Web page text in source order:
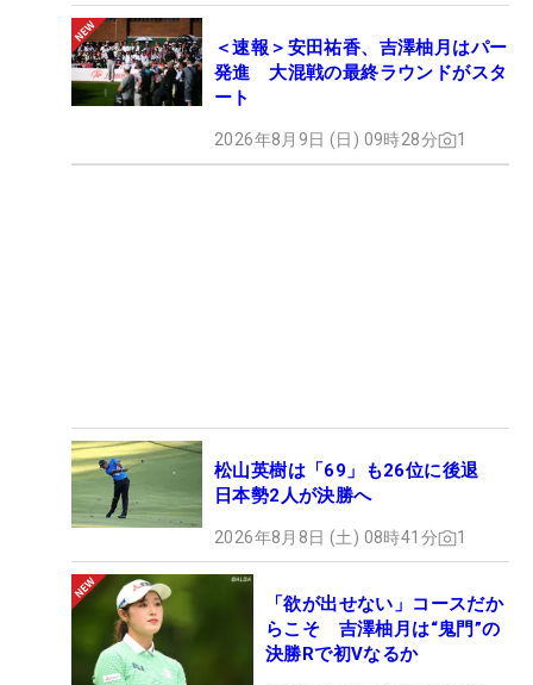
＜速報＞安田祐香、吉澤柚月はパー
発進 大混戦の最終ラウンドがスタ
ート
2026年8月9日 (日) 09時28分 1
松山英樹は「69」も26位に後退
日本勢2人が決勝へ
2026年8月8日 (土) 08時41分 1
「欲が出せない」コースだか
らこそ 吉澤柚月は“鬼門”の
決勝Rで初Vなるか